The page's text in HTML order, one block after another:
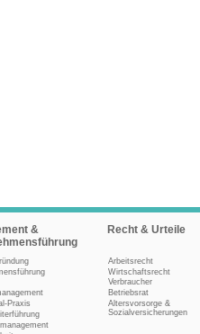
&
Praxis
Recht & Urteile
Arbeitsrecht
Wirtschaftsrecht
Verbraucher
Betriebsrat
Altersvorsorge &
Sozialversicherungen